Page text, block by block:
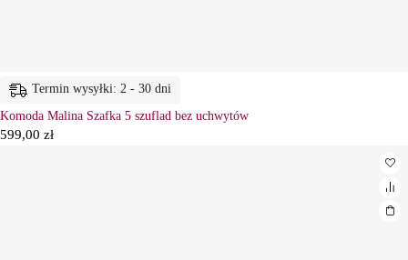
Termin wysyłki: 2 - 30 dni
Komoda Malina Szafka 5 szuflad bez uchwytów
599,00 zł